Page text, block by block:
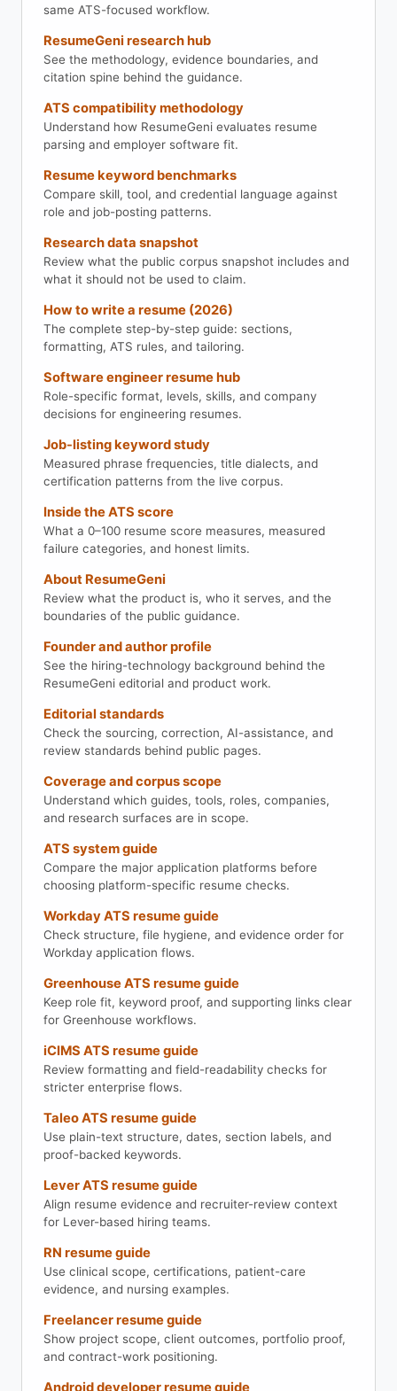
same ATS-focused workflow.
ResumeGeni research hub
See the methodology, evidence boundaries, and
citation spine behind the guidance.
ATS compatibility methodology
Understand how ResumeGeni evaluates resume
parsing and employer software fit.
Resume keyword benchmarks
Compare skill, tool, and credential language against
role and job-posting patterns.
Research data snapshot
Review what the public corpus snapshot includes and
what it should not be used to claim.
How to write a resume (2026)
The complete step-by-step guide: sections,
formatting, ATS rules, and tailoring.
Software engineer resume hub
Role-specific format, levels, skills, and company
decisions for engineering resumes.
Job-listing keyword study
Measured phrase frequencies, title dialects, and
certification patterns from the live corpus.
Inside the ATS score
What a 0–100 resume score measures, measured
failure categories, and honest limits.
About ResumeGeni
Review what the product is, who it serves, and the
boundaries of the public guidance.
Founder and author profile
See the hiring-technology background behind the
ResumeGeni editorial and product work.
Editorial standards
Check the sourcing, correction, AI-assistance, and
review standards behind public pages.
Coverage and corpus scope
Understand which guides, tools, roles, companies,
and research surfaces are in scope.
ATS system guide
Compare the major application platforms before
choosing platform-specific resume checks.
Workday ATS resume guide
Check structure, file hygiene, and evidence order for
Workday application flows.
Greenhouse ATS resume guide
Keep role fit, keyword proof, and supporting links clear
for Greenhouse workflows.
iCIMS ATS resume guide
Review formatting and field-readability checks for
stricter enterprise flows.
Taleo ATS resume guide
Use plain-text structure, dates, section labels, and
proof-backed keywords.
Lever ATS resume guide
Align resume evidence and recruiter-review context
for Lever-based hiring teams.
RN resume guide
Use clinical scope, certifications, patient-care
evidence, and nursing examples.
Freelancer resume guide
Show project scope, client outcomes, portfolio proof,
and contract-work positioning.
Android developer resume guide